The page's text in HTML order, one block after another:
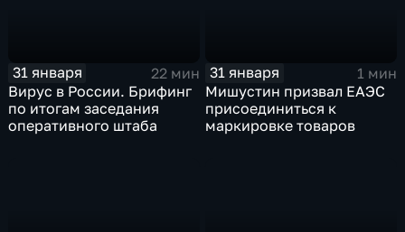
31 января
22 мин
Вирус в России. Брифинг
по итогам заседания
оперативного штаба
31 января
1 мин
Мишустин призвал ЕАЭС
присоединиться к
маркировке товаров